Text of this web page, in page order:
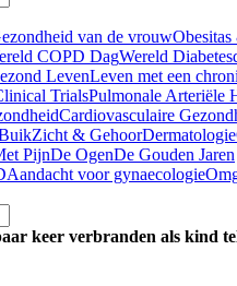
van de vrouw
COPD DagWereld
LevenLeven met een
TrialsPulmonale Arteriële
Cardiovasculaire
Zicht & GehoorDermatologie
PijnDe OgenDe Gouden Jaren
Aandacht voor gynaecologie
keer verbranden als kind